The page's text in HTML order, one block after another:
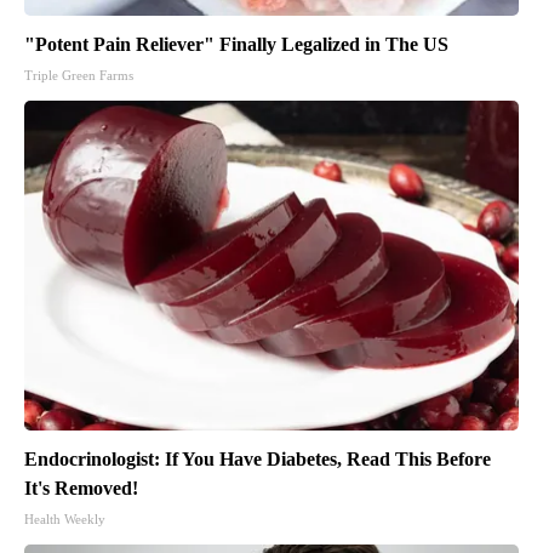
"Potent Pain Reliever" Finally Legalized in The US
Triple Green Farms
Endocrinologist: If You Have Diabetes, Read This Before
It's Removed!
Health Weekly